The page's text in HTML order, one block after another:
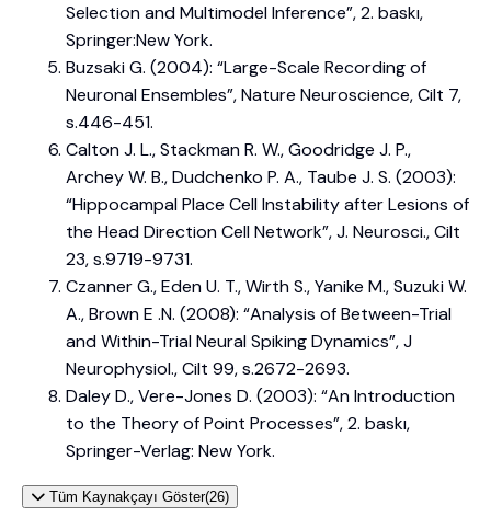
Selection and Multimodel Inference”, 2. baskı,
Springer:New York.
Buzsaki G. (2004): “Large-Scale Recording of
Neuronal Ensembles”, Nature Neuroscience, Cilt 7,
s.446-451.
Calton J. L., Stackman R. W., Goodridge J. P.,
Archey W. B., Dudchenko P. A., Taube J. S. (2003):
“Hippocampal Place Cell Instability after Lesions of
the Head Direction Cell Network”, J. Neurosci., Cilt
23, s.9719-9731.
Czanner G., Eden U. T., Wirth S., Yanike M., Suzuki W.
A., Brown E .N. (2008): “Analysis of Between-Trial
and Within-Trial Neural Spiking Dynamics”, J
Neurophysiol., Cilt 99, s.2672-2693.
Daley D., Vere-Jones D. (2003): “An Introduction
to the Theory of Point Processes”, 2. baskı,
Springer-Verlag: New York.
Tüm Kaynakçayı Göster(26)